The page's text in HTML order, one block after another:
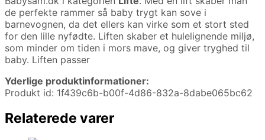
de perfekte rammer så baby trygt kan sove i
barnevognen, da det ellers kan virke som et stort sted
for den lille nyfødte. Liften skaber et hulelignende miljø,
som minder om tiden i mors mave, og giver tryghed til
baby. Liften passer
Yderlige produktinformationer:
Produkt id: 1f439c6b-b00f-4d86-832a-8dabe065bc62
Relaterede varer